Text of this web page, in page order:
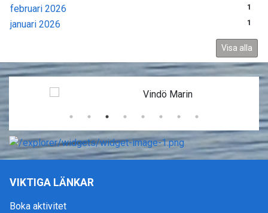
februari 2026 1
januari 2026 1
Visa alla
VIKTIGA LÄNKAR
Boka aktivitet